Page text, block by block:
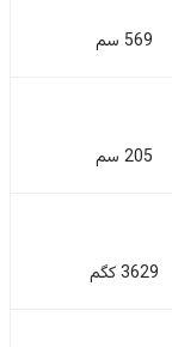
569 سم
205 سم
3629 کگم